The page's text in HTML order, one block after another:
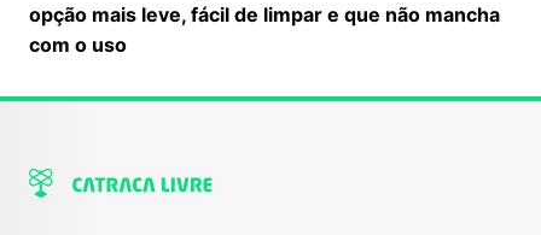
opção mais leve, fácil de limpar e que não mancha
com o uso